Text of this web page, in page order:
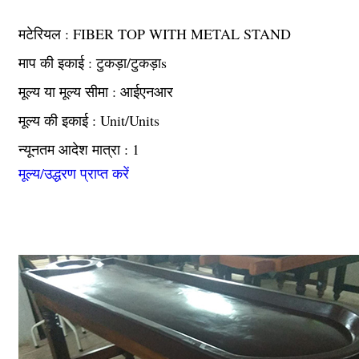
मटेरियल : FIBER TOP WITH METAL STAND
माप की इकाई : टुकड़ा/टुकड़ाs
मूल्य या मूल्य सीमा : आईएनआर
मूल्य की इकाई : Unit/Units
न्यूनतम आदेश मात्रा : 1
मूल्य/उद्धरण प्राप्त करें